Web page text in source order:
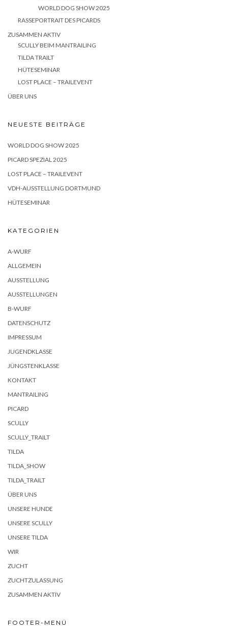
WORLD DOG SHOW 2025
RASSEPORTRAIT DES PICARDS
ZUSAMMEN AKTIV
SCULLY BEIM MANTRAILING
TILDA TRAILT
HÜTESEMINAR
LOST PLACE – TRAILEVENT
ÜBER UNS
NEUESTE BEITRÄGE
WORLD DOG SHOW 2025
PICARD SPEZIAL 2025
LOST PLACE – TRAILEVENT
VDH-AUSSTELLUNG DORTMUND
HÜTESEMINAR
KATEGORIEN
A-WURF
ALLGEMEIN
AUSSTELLUNG
AUSSTELLUNGEN
B-WURF
DATENSCHUTZ
IMPRESSUM
JUGENDKLASSE
JÜNGSTENKLASSE
KONTAKT
MANTRAILING
PICARD
SCULLY
SCULLY_TRAILT
TILDA
TILDA_SHOW
TILDA_TRAILT
ÜBER UNS
UNSERE HUNDE
UNSERE SCULLY
UNSERE TILDA
WIR
ZUCHT
ZUCHTZULASSUNG
ZUSAMMEN AKTIV
FOOTER-MENÜ